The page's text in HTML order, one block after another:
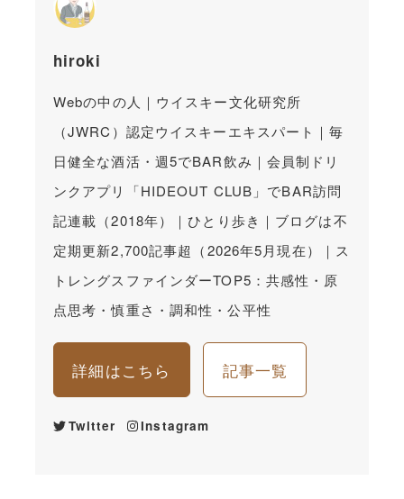
hiroki
Webの中の人｜ウイスキー文化研究所
（JWRC）認定ウイスキーエキスパート｜毎
日健全な酒活・週5でBAR飲み｜会員制ドリ
ンクアプリ「HIDEOUT CLUB」でBAR訪問
記連載（2018年）｜ひとり歩き｜ブログは不
定期更新2,700記事超（2026年5月現在）｜ス
トレングスファインダーTOP5：共感性・原
点思考・慎重さ・調和性・公平性
詳細はこちら 記事一覧
Twitter Instagram